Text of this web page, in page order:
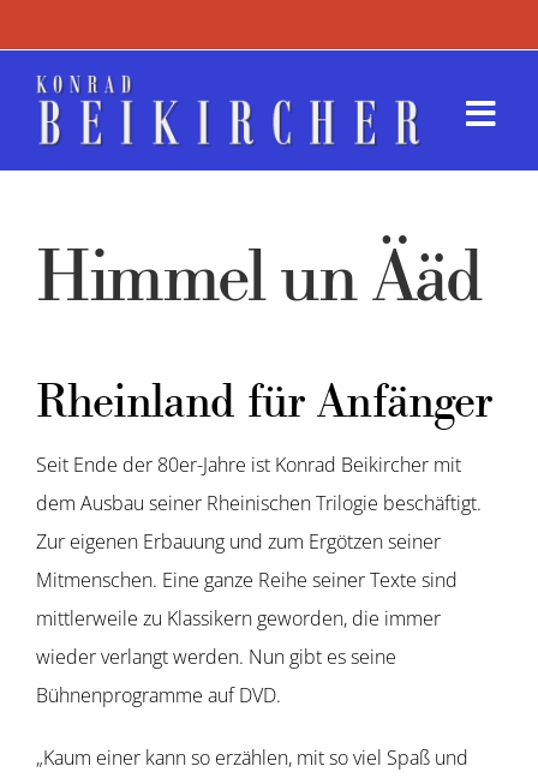
Inhalt
springen
Himmel un Ääd
Rheinland für Anfänger
Seit Ende der 80er-Jahre ist Konrad Beikircher mit
dem Ausbau seiner Rheinischen Trilogie beschäftigt.
Zur eigenen Erbauung und zum Ergötzen seiner
Mitmenschen. Eine ganze Reihe seiner Texte sind
mittlerweile zu Klassikern geworden, die immer
wieder verlangt werden. Nun gibt es seine
Bühnenprogramme auf DVD.
„Kaum einer kann so erzählen, mit so viel Spaß und